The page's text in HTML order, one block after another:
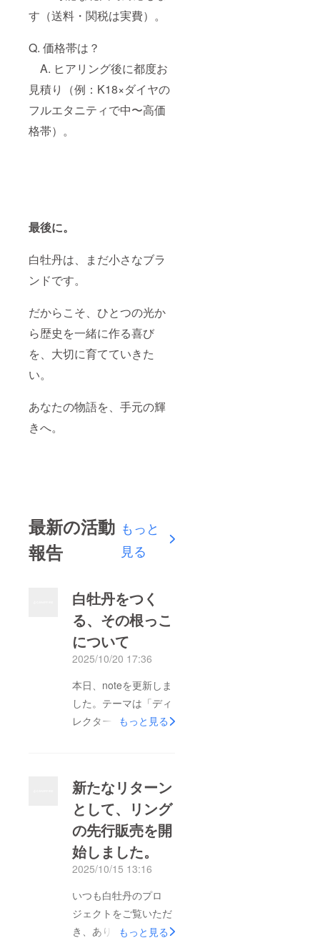
す（送料・関税は実費）。
Q. 価格帯は？
A. ヒアリング後に都度お
見積り（例：K18×ダイヤの
フルエタニティで中〜高価
格帯）。
最後に。
白牡丹は、まだ小さなブラ
ンドです。
だからこそ、ひとつの光か
ら歴史を一緒に作る喜び
を、大切に育てていきた
い。
あなたの物語を、手元の輝
きへ。
最新の活動
報告
もっと
見る
白牡丹をつく
る、その根っこ
について
2025/10/20 17:36
本日、noteを更新しま
した。テーマは「ディ
レクター」という存在
かを綴りました。少し
長い文章ですが、ブラ
ンドの根っこにある想
いを感じていただけた
ら嬉しいです。
_wren8600/n/n7664df
430070?
sub_rt=share_b
もっと見る
新たなリターン
として、リング
の先行販売を開
始しました。
2025/10/15 13:16
いつも白牡丹のプロ
ジェクトをご覧いただ
き、ありがとうござい
もっと見る